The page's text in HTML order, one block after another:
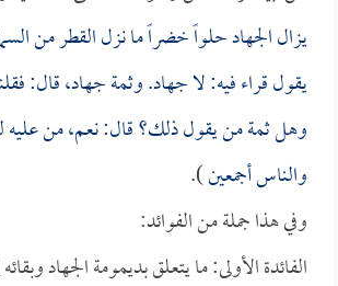
يزال الجهاد حلواً خضراً ما نزل القطر من
يقول قراء فيه: لا جهاد. وثمة جهاد، قال:
وهل ثمة من يقول ذلك؟ قال: نعم، من عليه
والناس أجمعين).
وفي هذا جملة من الفوائد:
الفائدة الأولى: ما يتعلق بديمومة الجهاد